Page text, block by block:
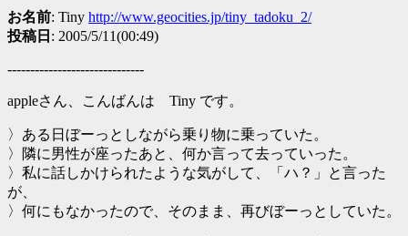
お名前: Tiny http://www.geocities.jp/tiny_tadoku_2/
投稿日 : 2005/5/11(00:49)
------------------------------
appleさん、こんばんは Tiny です。
〉ある日ぼーっとしながら乗り物に乗っていた。
〉隣に男性が座ったあと、何か言って去っていった。
〉私に話しかけられたような気がして、「ハ？」と言った
が、
〉何にもなかったので、そのまま、再びぼーっとしていた。